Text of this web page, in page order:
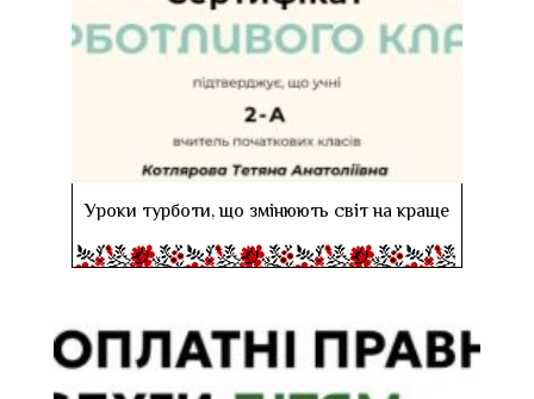
Уроки турботи, що змінюють світ на краще